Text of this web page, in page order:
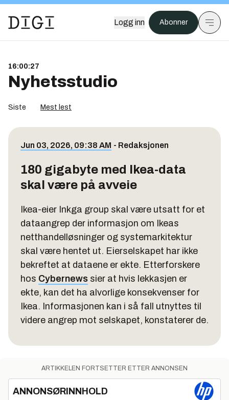
Logg inn Abonner
16:00:27
Nyhetsstudio
Siste Mest lest
Jun 03, 2026, 09:38 AM - Redaksjonen
180 gigabyte med Ikea-data
skal være på avveie
Ikea-eier Inkga group skal være utsatt for et
dataangrep der informasjon om Ikeas
netthandelløsninger og systemarkitektur
skal være hentet ut. Eierselskapet har ikke
bekreftet at dataene er ekte. Etterforskere
hos Cybernews sier at hvis lekkasjen er
ekte, kan det ha alvorlige konsekvenser for
Ikea. Informasjonen kan i så fall utnyttes til
videre angrep mot selskapet, konstaterer de.
ARTIKKELEN FORTSETTER ETTER ANNONSEN
ANNONSØRINNHOLD